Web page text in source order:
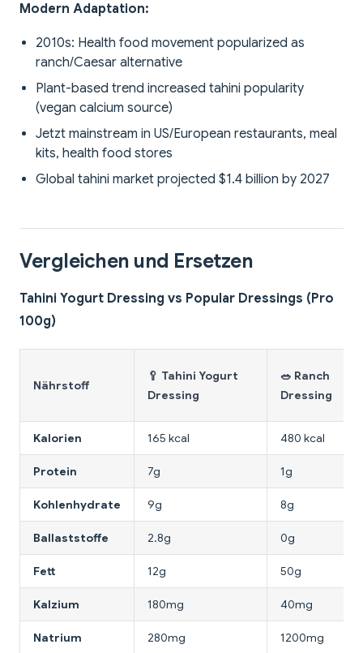
Modern Adaptation:
2010s: Health food movement popularized as
ranch/Caesar alternative
Plant-based trend increased tahini popularity
(vegan calcium source)
Jetzt mainstream in US/European restaurants, meal
kits, health food stores
Global tahini market projected $1.4 billion by 2027
Vergleichen und Ersetzen
Tahini Yogurt Dressing vs Popular Dressings (Pro
100g)
Nährstoff
🥄 Tahini Yogurt
Dressing
🥗 Ranch
Dressing
Kalorien 165 kcal 480 kcal
Protein 7g 1g
Kohlenhydrate 9g 8g
Ballaststoffe 2.8g 0g
Fett 12g 50g
Kalzium 180mg 40mg
Natrium 280mg 1200mg